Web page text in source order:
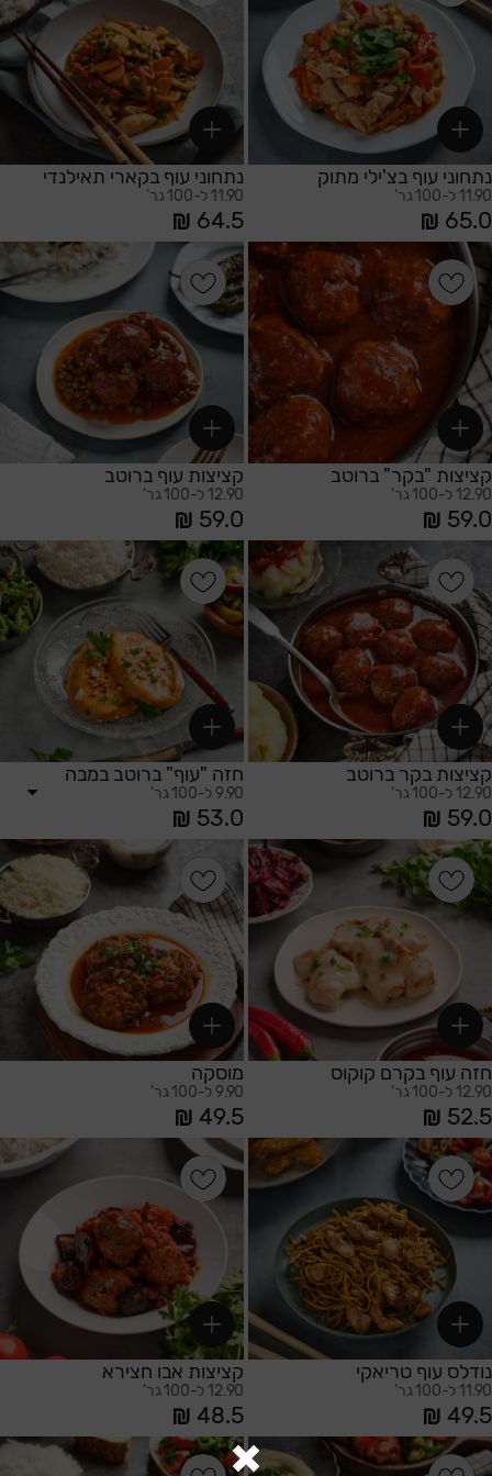
משתמש חדש/אורח
להרשמה
נתחוני עוף בצ'ילי מתוק
11.90 ל-100 גר'
65.0
נתחוני עוף בקארי תאילנדי
11.90 ל-100 גר'
64.5
הוספה לסל
קציצות "בקר" ברוטב
12.90 ל-100 גר'
59.0
הוספה לסל
קציצות עוף ברוטב
12.90 ל-100 גר'
59.0
הוספה לסל
קציצות בקר ברוטב
12.90 ל-100 גר'
59.0
הוספה לסל
חזה "עוף" ברוטב במבה
9.90 ל-100 גר'
53.0
הוספה לסל
חזה עוף בקרם קוקוס
12.90 ל-100 גר'
52.5
הוספה לסל
מוסקה
9.90 ל-100 גר'
49.5
הוספה לסל
נודלס עוף טריאקי
11.90 ל-100 גר'
49.5
קציצות אבו חצירא
12.90 ל-100 גר'
48.5
הוספה לסל הוספה לסל